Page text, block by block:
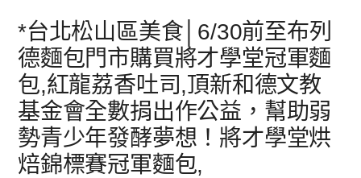
*台北松山區美食│6/30前至布列
德麵包門市購買將才學堂冠軍麵
包,紅龍荔香吐司,頂新和德文教
基金會全數捐出作公益，幫助弱
勢青少年發酵夢想！將才學堂烘
焙錦標賽冠軍麵包,